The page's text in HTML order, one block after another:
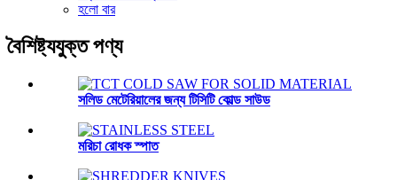
হলো বার
বৈশিষ্ট্যযুক্ত পণ্য
সলিড মেটেরিয়ালের জন্য টিসিটি কোল্ড সাউড
মরিচা রোধক স্পাত